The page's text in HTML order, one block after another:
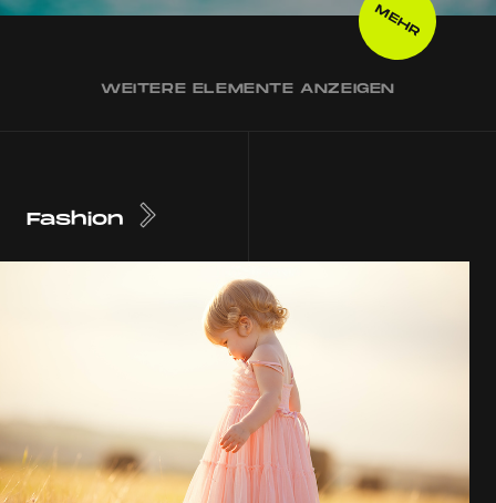
MEHR
WEITERE ELEMENTE ANZEIGEN
Fashion